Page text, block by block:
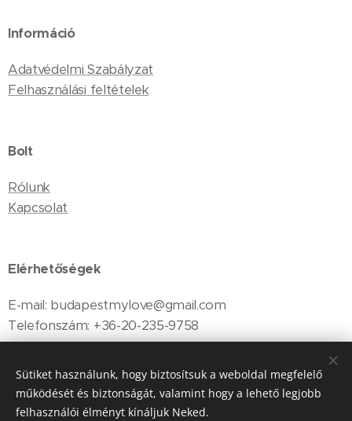
Információ
Adatvédelmi Szabályzat
Felhasználási feltételek
Bolt
Rólunk
Kapcsolat
Elérhetőségek
E-mail: budapestmylove@gmail.com
Telefonszám: +36-20-235-9758
Sütik
Sütiket használunk, hogy biztosítsuk a weboldal megfelelő
működését és biztonságát, valamint hogy a lehető legjobb
felhasználói élményt kínáljuk Neked.